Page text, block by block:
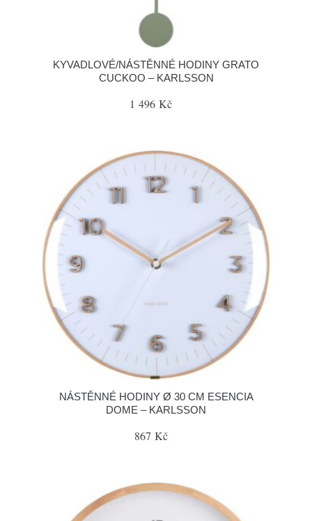
KYVADLOVÉ/NÁSTĚNNÉ HODINY GRATO
CUCKOO – KARLSSON
1 496 Kč
NÁSTĚNNÉ HODINY Ø 30 CM ESENCIA
DOME – KARLSSON
867 Kč